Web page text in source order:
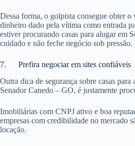
Dessa forma, o golpista consegue obter
dinheiro dado pela vítima como entrada
estiver procurando casas para alugar em
cuidado e não feche negócio sob pressão.
7. Prefira negociar em sites confiáveis
Outra dica de segurança sobre casas
Senador Canedo – GO, é justamente
Imobiliárias com CNPJ ativo e boa
empresas com credibilidade no mercado
locação.